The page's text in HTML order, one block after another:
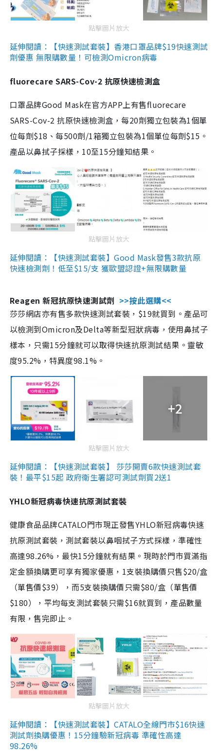
點擊圖片放大
延伸閱讀：【快速測試套裝】香港口罩品牌$19快速測試
劑優惠 無限購數量！可檢測Omicron病毒
fluorecare SARS-Cov-2 抗原快速檢測盒
口罩品牌Good Mask在官方APP上有售fluorecare
SARS-Cov-2 抗原快速檢測盒，每20劑獨立包裝為1個單
位每劑$18、每500劑/1箱獨立包裝為1個單位每劑$15。
產品以鼻拭子採樣，10至15分鐘知結果。
點擊圖片放大
延伸閱讀：【快速測試套裝】Good Mask發售3款抗原
快速檢測劑！低至$15/支 獲歐盟認證+無限購數量
Reagen 新冠抗原快速測試劑 >>按此選購<<
莎莎網店亦有售多款快速測試套裝，$19就買到。產品可
以檢測到Omicron及Delta等新型冠狀病毒，使用鼻拭子
樣本，只需15分鐘就可以取得快速抗原測試結果。靈敏
度95.2%，特異度98.1%。
+2
點擊圖片放大
延伸閱讀：【快速測試套裝】 莎莎開賣6款快速測試套
裝！最平$15起 政府衛生署認可測試劑買2送1
YHLO新冠病毒快速抗原測試套裝
健康食品品牌CATALO門市現正發售YHLO新冠病毒快速
抗原測試套裝，測試套裝以鼻咽拭子方式採樣，準確性
高達98.26%，最快15分鐘就有結果。現時於門市買滿指
定金額換購更可享有獨家優惠，1支裝換購價只售$20/盒
（單售價$39），而5支裝換購價只需$80/盒（單售價
$180），平均每支測試套裝只需$16就買到，產品數量
有限，售完即止。
點擊圖片放大
延伸閱讀：【快速測試套裝】CATALO全線門市$16快速
測試劑換購優惠！15分鐘驗新冠病毒 準確性高達
98.26%